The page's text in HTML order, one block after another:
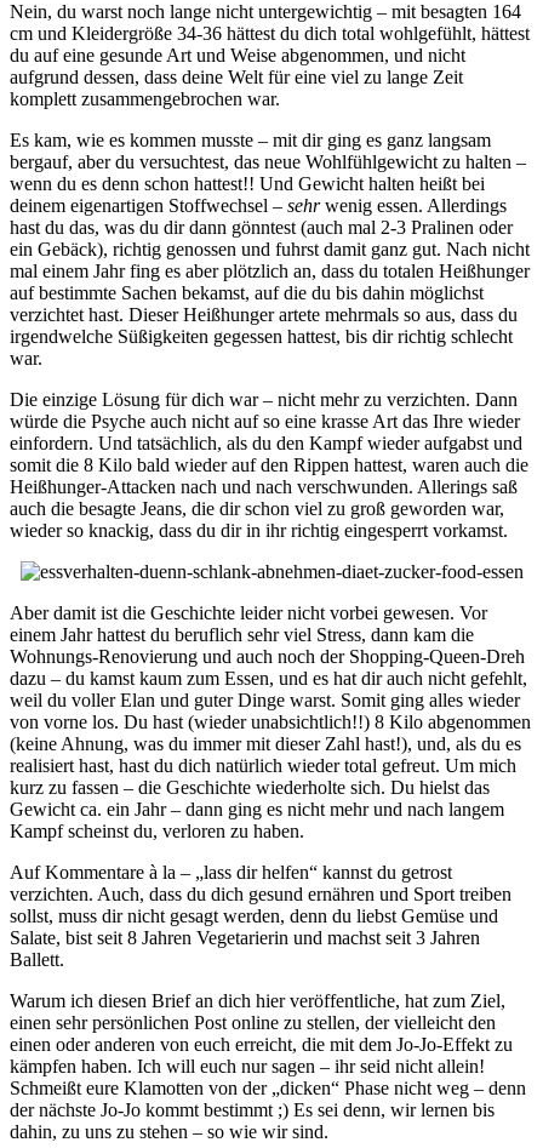
Nein, du warst noch lange nicht untergewichtig – mit besagten 164
cm und Kleidergröße 34-36 hättest du dich total wohlgefühlt, hättest
du auf eine gesunde Art und Weise abgenommen, und nicht
aufgrund dessen, dass deine Welt für eine viel zu lange Zeit
komplett zusammengebrochen war.
Es kam, wie es kommen musste – mit dir ging es ganz langsam
bergauf, aber du versuchtest, das neue Wohlfühlgewicht zu halten –
wenn du es denn schon hattest!! Und Gewicht halten heißt bei
deinem eigenartigen Stoffwechsel – sehrwenig essen. Allerdings
hast du das, was du dir dann gönntest (auch mal 2-3 Pralinen oder
ein Gebäck), richtig genossen und fuhrst damit ganz gut. Nach nicht
mal einem Jahr fing es aber plötzlich an, dass du totalen Heißhunger
auf bestimmte Sachen bekamst, auf die du bis dahin möglichst
verzichtet hast. Dieser Heißhunger artete mehrmals so aus, dass du
irgendwelche Süßigkeiten gegessen hattest, bis dir richtig schlecht
war.
Die einzige Lösung für dich war – nicht mehr zu verzichten. Dann
würde die Psyche auch nicht auf so eine krasse Art das Ihre wieder
einfordern. Und tatsächlich, als du den Kampf wieder aufgabst und
somit die 8 Kilo bald wieder auf den Rippen hattest, waren auch die
Heißhunger-Attacken nach und nach verschwunden. Allerings saß
auch die besagte Jeans, die dir schon viel zu groß geworden war,
wieder so knackig, dass du dir in ihr richtig eingesperrt vorkamst.
Aber damit ist die Geschichte leider nicht vorbei gewesen. Vor
einem Jahr hattest du beruflich sehr viel Stress, dann kam die
Wohnungs-Renovierung und auch noch der Shopping-Queen-Dreh
dazu – du kamst kaum zum Essen, und es hat dir auch nicht gefehlt,
weil du voller Elan und guter Dinge warst. Somit ging alles wieder
von vorne los. Du hast (wieder unabsichtlich!!) 8 Kilo abgenommen
(keine Ahnung, was du immer mit dieser Zahl hast!), und, als du es
realisiert hast, hast du dich natürlich wieder total gefreut. Um mich
kurz zu fassen – die Geschichte wiederholte sich. Du hielst das
Gewicht ca. ein Jahr – dann ging es nicht mehr und nach langem
Kampf scheinst du, verloren zu haben.
Auf Kommentare à la – „lass dir helfen“ kannst du getrost
verzichten. Auch, dass du dich gesund ernähren und Sport treiben
sollst, muss dir nicht gesagt werden, denn du liebst Gemüse und
Salate, bist seit 8 Jahren Vegetarierin und machst seit 3 Jahren
Ballett.
Warum ich diesen Brief an dich hier veröffentliche, hat zum Ziel,
einen sehr persönlichen Post online zu stellen, der vielleicht den
einen oder anderen von euch erreicht, die mit dem Jo-Jo-Effekt zu
kämpfen haben. Ich will euch nur sagen – ihr seid nicht allein!
Schmeißt eure Klamotten von der „dicken“ Phase nicht weg – denn
der nächste Jo-Jo kommt bestimmt ;) Es sei denn, wir lernen bis
dahin, zu uns zu stehen – so wie wir sind.